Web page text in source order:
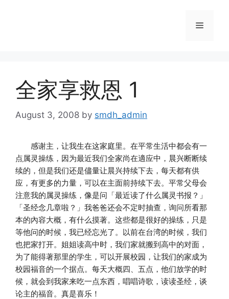
Menu
全家享救恩 1
August 3, 2008 by smdh_admin
感谢主，让我生在这家庭里。在平常生活中都会有一
点属灵操练，因为最近我们全家尚在適应中，晨兴断断续
续的，但是我们还是儘量让晨兴持续下去，每天都有供
应，有更多的力量，可以在主面前持续下去。平常父母会
注意我的属灵操练，像是问「最近读了什么属灵书报？」
「圣经念几章啦？」我爸爸还会不定时抽查，询问所看那
本的內容大概，有什么摸著。这些都是很好的操练，只是
等他问的时候，我已经忘光了。
以前在台湾的时候，我们
也把家打开。姐姐读高中时，我们家就搬到高中的对面，
为了能得著那里的学生，可以开展校园，让我们的家成为
校园福音的一个据点。每天大概四、五点，他们放学的时
候，就会到我家来吃一点东西，唱唱诗歌，读读圣经，谈
论主的福音。真是喜乐！